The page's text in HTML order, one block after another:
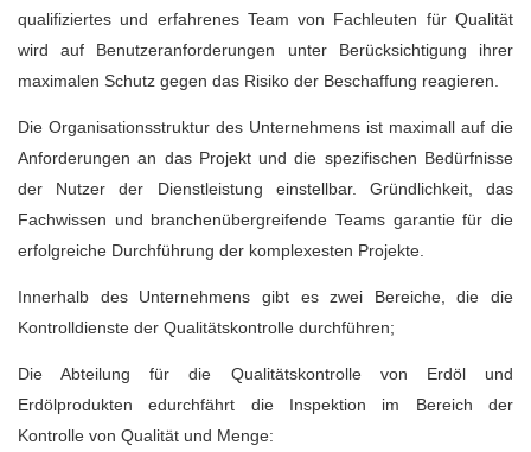
qualifiziertes und erfahrenes Team von Fachleuten für Qualität
wird auf Benutzeranforderungen unter Berücksichtigung ihrer
maximalen Schutz gegen das Risiko der Beschaffung reagieren.
Die Organisationsstruktur des Unternehmens ist maximall auf die
Anforderungen an das Projekt und die spezifischen Bedürfnisse
der Nutzer der Dienstleistung einstellbar. Gründlichkeit, das
Fachwissen und branchenübergreifende Teams garantie für die
erfolgreiche Durchführung der komplexesten Projekte.
Innerhalb des Unternehmens gibt es zwei Bereiche, die die
Kontrolldienste der Qualitätskontrolle durchführen;
Die Abteilung für die Qualitätskontrolle von Erdöl und
Erdölprodukten edurchfährt die Inspektion im Bereich der
Kontrolle von Qualität und Menge: